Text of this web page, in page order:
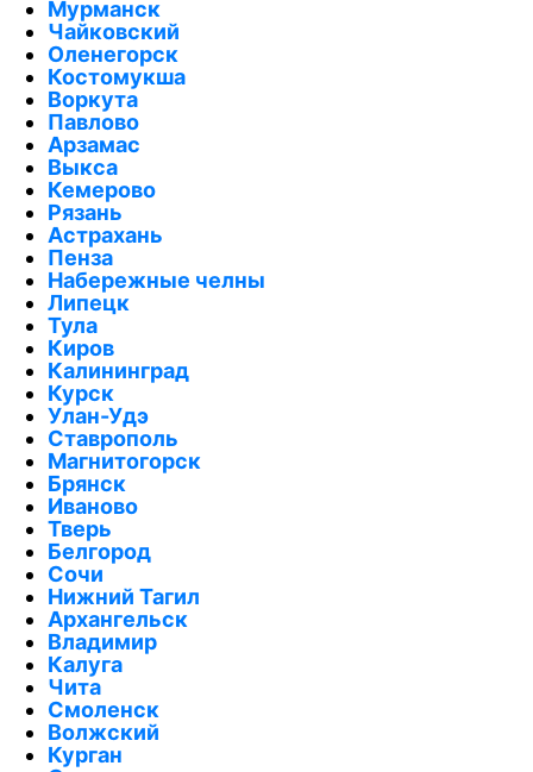
Мурманск
Чайковский
Оленегорск
Костомукша
Воркута
Павлово
Арзамас
Выкса
Кемерово
Рязань
Астрахань
Пенза
Набережные челны
Липецк
Тула
Киров
Калининград
Курск
Улан-Удэ
Ставрополь
Магнитогорск
Брянск
Иваново
Тверь
Белгород
Сочи
Нижний Тагил
Архангельск
Владимир
Калуга
Чита
Смоленск
Волжский
Курган